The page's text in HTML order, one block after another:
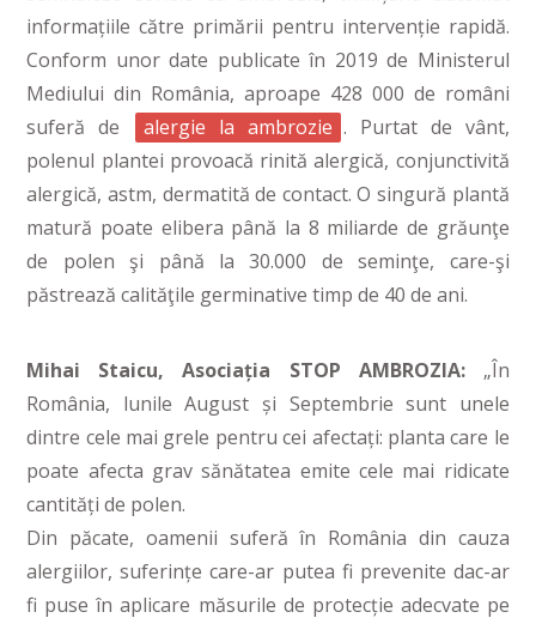
informațiile către primării pentru intervenție rapidă.
Conform unor date publicate în 2019 de Ministerul
Mediului din România, aproape 428 000 de români
suferă de
alergie la ambrozie . Purtat de vânt,
polenul plantei provoacă rinită alergică, conjunctivită
alergică, astm, dermatită de contact. O singură plantă
matură poate elibera până la 8 miliarde de grăunţe
de polen şi până la 30.000 de seminţe, care-şi
păstrează calităţile germinative timp de 40 de ani.
Mihai Staicu, Asociația STOP AMBROZIA:„În
România, lunile August și Septembrie sunt unele
dintre cele mai grele pentru cei afectați: planta care le
poate afecta grav sănătatea emite cele mai ridicate
cantități de polen.
Din păcate, oamenii suferă în România din cauza
alergiilor, suferințe care-ar putea fi prevenite dac-ar
fi puse în aplicare măsurile de protecție adecvate pe